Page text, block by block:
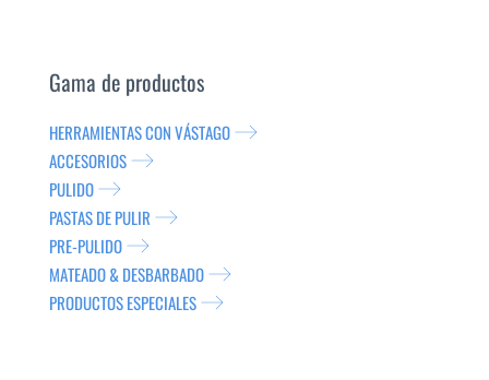
Gama de productos
HERRAMIENTAS CON VÁSTAGO
ACCESORIOS
PULIDO
PASTAS DE PULIR
PRE-PULIDO
MATEADO & DESBARBADO
PRODUCTOS ESPECIALES